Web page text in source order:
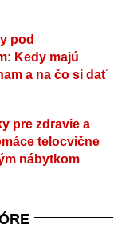
pod
Kedy majú
a na čo si dať
pre zdravie a
telocvične
nábytkom